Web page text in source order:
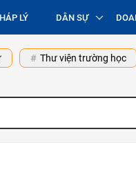
LÝ DÂN SỰ
Thư viện trường học